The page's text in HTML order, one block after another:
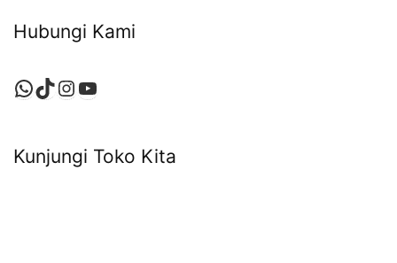
Hubungi Kami
WhatsApp
TikTok
Instagram
YouTube
Kunjungi Toko Kita